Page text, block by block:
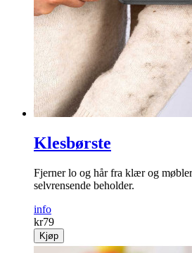
Klesbørste
Fjerner lo og hår fra klær og
selvrensende beholder.
info
kr79
Kjøp